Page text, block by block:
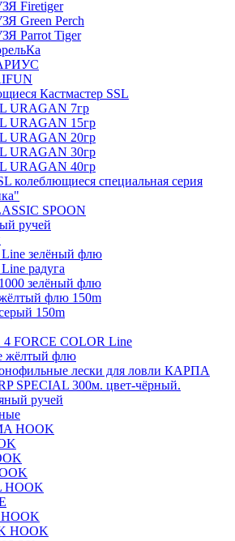
Firetiger
Green Perch
Parrot Tiger
Кастмастер SSL
URAGAN 7гр
URAGAN 15гр
URAGAN 20гр
URAGAN 30гр
URAGAN 40гр
колеблющиеся специальная серия
SPOON
ручей
зелёный флю
радуга
зелёный флю
флю 150m
150m
FORCE COLOR Line
жёлтый флю
лески для ловли КАРПА
SPECIAL 300м. цвет-чёрный.
ручей
HOOK
HOOK
HOOK